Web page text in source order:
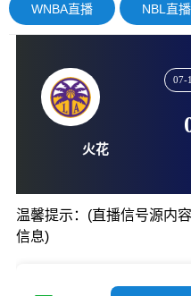
WNBA直播 NBL直播
温馨提示：(直播信号源内
信息)